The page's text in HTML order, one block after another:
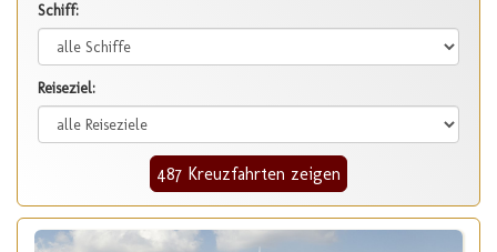
Schiff:
Reiseziel:
487 Kreuzfahrten zeigen